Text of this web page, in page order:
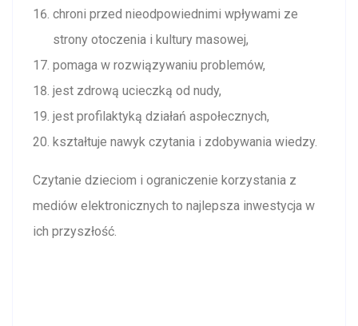
chroni przed nieodpowiednimi wpływami ze
strony otoczenia i kultury masowej,
pomaga w rozwiązywaniu problemów,
jest zdrową ucieczką od nudy,
jest profilaktyką działań aspołecznych,
kształtuje nawyk czytania i zdobywania wiedzy.
Czytanie dzieciom i ograniczenie korzystania z
mediów elektronicznych to najlepsza inwestycja w
ich przyszłość.